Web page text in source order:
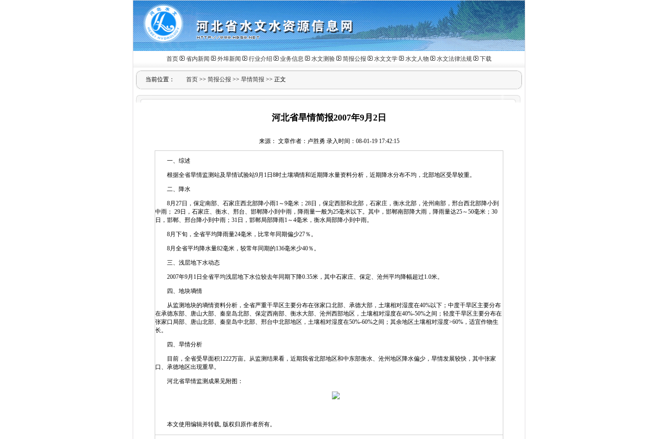
首页 省内新闻 外埠新闻 行业介绍 业务信息 水文测验 简报公报 水文文学 水文人物 水文法律法规 下载
当前位置： 首页 >> 简报公报 >> 旱情简报 >> 正文
河北省旱情简报2007年9月2日
来源： 文章作者：卢胜勇 录入时间：08-01-19 17:42:15
一、综述
根据全省旱情监测站及旱情试验站9月1日8时土壤墒情和近期降水量资料分析，近期降水分布不均，北部地区受旱较重。
二、降水
8月27日，保定南部、石家庄西北部降小雨1～9毫米；28日，保定西部和北部，石家庄，衡水北部，沧州南部，邢台西北部降小到
中雨； 29日，石家庄、衡水、邢台、邯郸降小到中雨，降雨量一般为25毫米以下。其中，邯郸南部降大雨，降雨量达25～50毫米；30
日，邯郸、邢台降小到中雨；31日，邯郸局部降雨1～4毫米，衡水局部降小到中雨。
8月下旬，全省平均降雨量24毫米，比常年同期偏少27％。
8月全省平均降水量82毫米，较常年同期的136毫米少40％。
三、浅层地下水动态
2007年9月1日全省平均浅层地下水位较去年同期下降0.35米，其中石家庄、保定、沧州平均降幅超过1.0米。
四、地块墒情
从监测地块的墒情资料分析，全省严重干旱区主要分布在张家口北部、承德大部，土壤相对湿度在40%以下；中度干旱区主要分布
在承德东部、唐山大部、秦皇岛北部、保定西南部、衡水大部、沧州西部地区，土壤相对湿度在40%-50%之间；轻度干旱区主要分布在
张家口局部、唐山北部、秦皇岛中北部、邢台中北部地区，土壤相对湿度在50%-60%之间；其余地区土壤相对湿度>60%，适宜作物生
长。
四、旱情分析
目前，全省受旱面积1222万亩。从监测结果看，近期我省北部地区和中东部衡水、沧州地区降水偏少，旱情发展较快，其中张家
口、承德地区出现重旱。
河北省旱情监测成果见附图：
本文使用编辑并转载, 版权归原作者所有。